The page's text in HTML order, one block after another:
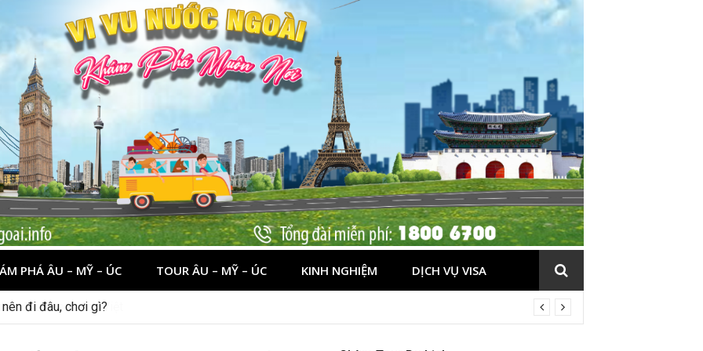
PHÁ ÂU – MỸ – ÚC TOUR ÂU – MỸ – ÚC KINH NGHIỆM DỊCH VỤ VISA
đi đâu, chơi gì?